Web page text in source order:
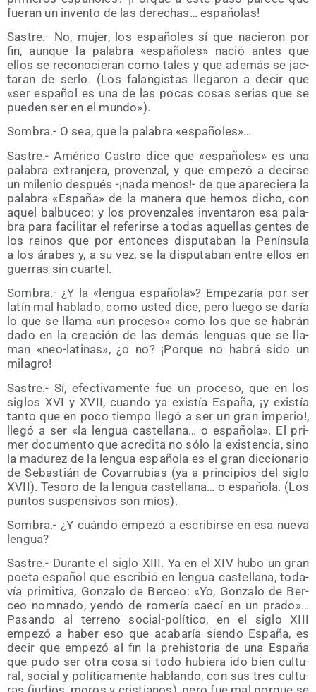
fue­ran un inven­to de las dere­chas… españolas!
Sas­tre.- No, mujer, los espa­ño­les sí que nacie­ron por
fin, aun­que la pala­bra «espa­ño­les» nació antes que
ellos se reco­no­cie­ran como tales y que ade­más se jac­
ta­ran de ser­lo. (Los falan­gis­tas lle­ga­ron a decir que
«ser espa­ñol es una de las pocas cosas serias que se
pue­den ser en el mundo»).
Som­bra.- O sea, que la pala­bra «espa­ño­les»…
Sas­tre.- Amé­ri­co Cas­tro dice que «espa­ño­les» es una
pala­bra extran­je­ra, pro­ven­zal, y que empe­zó a decir­se
un mile­nio des­pués -¡nada menos!- de que apa­re­cie­ra la
pala­bra «Espa­ña» de la mane­ra que hemos dicho, con
aquel bal­bu­ceo; y los pro­ven­za­les inven­ta­ron esa pala­
bra para faci­li­tar el refe­rir­se a todas aque­llas gen­tes de
los rei­nos que por enton­ces dispu­taban la Penín­su­la
a los ára­bes y, a su vez, se la dispu­taban entre ellos en
gue­rras sin cuartel.
Som­bra.- ¿Y la «len­gua espa­ño­la»? Empe­za­ría por ser
latín mal habla­do, como usted dice, pero lue­go se daría
lo que se lla­ma «un pro­ce­so» como los que se habrán
dado en la crea­ción de las demás len­guas que se lla­
man «neo-lati­nas», ¿o no? ¡Por­que no habrá sido un
milagro!
Sas­tre.- Sí, efec­ti­va­men­te fue un pro­ce­so, que en los
siglos XVI y XVII, cuan­do ya exis­tía Espa­ña, ¡y exis­tía
tan­to que en poco tiem­po lle­gó a ser un gran impe­rio!,
lle­gó a ser «la len­gua cas­te­lla­na… o espa­ño­la». El pri­
mer docu­men­to que acre­di­ta no sólo la exis­ten­cia, sino
la madu­rez de la len­gua espa­ño­la es el gran dic­cio­na­rio
de Sebas­tián de Cova­rru­bias (ya a prin­ci­pios del siglo
XVII). Teso­ro de la len­gua cas­te­lla­na… o espa­ño­la. (Los
pun­tos sus­pen­si­vos son míos).
Som­bra.- ¿Y cuán­do empe­zó a escri­bir­se en esa nue­va
lengua?
Sas­tre.- Duran­te el siglo XIII. Ya en el XIV hubo un gran
poe­ta espa­ñol que escri­bió en len­gua cas­te­lla­na, toda­
vía pri­mi­ti­va, Gon­za­lo de Ber­ceo: «Yo, Gon­za­lo de Ber­
ceo nom­na­do, yen­do de rome­ría cae­cí en un pra­do»…
Pasan­do al terreno social-polí­ti­co, en el siglo XIII
empe­zó a haber eso que aca­ba­ría sien­do Espa­ña, es
decir que empe­zó al fin la pre­his­to­ria de una Espa­ña
que pudo ser otra cosa si todo hubie­ra ido bien cul­tu­
ral, social y polí­ti­ca­men­te hablan­do, con sus tres cul­tu­